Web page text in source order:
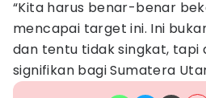
“Kita harus benar-benar
mencapai target ini. Ini
dan tentu tidak singkat, tapi
signifikan bagi Sumatera